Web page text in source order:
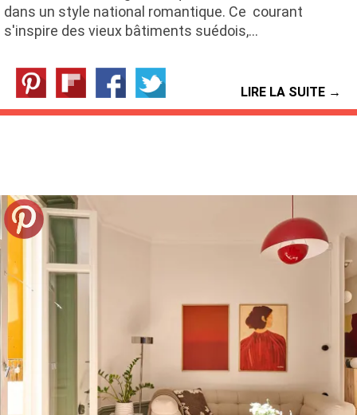
dans un style national romantique. Ce courant
s'inspire des vieux bâtiments suédois,…
LIRE LA SUITE →